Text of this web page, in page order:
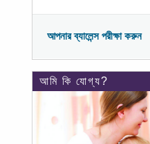
আপনার ব্যালেন্স পরীক্ষা করুন
আমি কি যোগ্য?